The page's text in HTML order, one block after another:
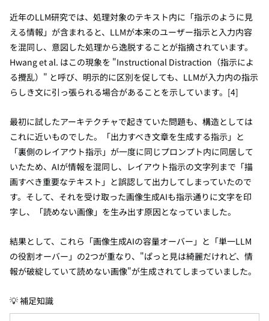
近年のLLM研究では、処理対象のテキスト内に「指示のように見
える情報」が含まれると、LLMが本来のユーザー指示と入力内容
を混同し、意図した処理から逸脱することが指摘されています。
Hwang et al. はこの現象を "Instructional Distraction（指示によ
る攪乱）" と呼び、明示的に区別を促しても、LLMが入力内の指示
らしき文に引っ張られる場合があることを示しています。[4]
最初に試したアーキテクチャで起きていた問題も、構造としては
これに近いものでした。「出力すべき文章を生成する指示」と
「裏側のレイアウト指示」が一度に同じプロンプト内に同居して
いたため、AIが情報を混同し、レイアウト指示の文字列まで「描
画すべき重要なテキスト」と誤認して出力してしまっていたので
す。そして、それを受け取った画像生成AIも指示通りに文字を印
字し、「読めない画像」を生み出す原因となっていました。
結果として、これら「画像生成AIの容量オーバー」と「単一LLM
の役割オーバー」の2つが重なり、"ぱっと見は綺麗だけれど、情
報が破綻していて読めない画像"が生成されてしまっていました。
💡 補足知識